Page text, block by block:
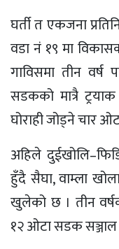
घर्ती त एकजना
वडा नं १९ मा
गाविसमा तीन
सडकको मात्रै
घोराही जोड्ने चार
अहिले
हुँदै सैघा, वाम्ला
खुलेको छ । तीन
१२ ओटा सडक सञ्जाल